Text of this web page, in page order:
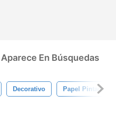
En Búsquedas
Decorativo Papel Pintado